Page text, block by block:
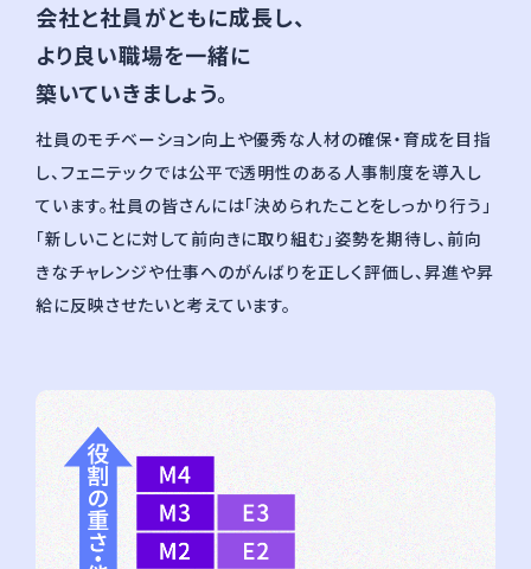
会社と社員がともに成⻑し、
より良い職場を⼀緒に
築いていきましょう。
社員のモチベーション向上や優秀な⼈材の確保・育成を⽬指
し、フェニテックでは公平で透明性のある⼈事制度を導⼊し
ています。社員の皆さんには「決められたことをしっかり⾏う」
「新しいことに対して前向きに取り組む」姿勢を期待し、前向
きなチャレンジや仕事へのがんばりを正しく評価し、昇進や昇
給に反映させたいと考えています。